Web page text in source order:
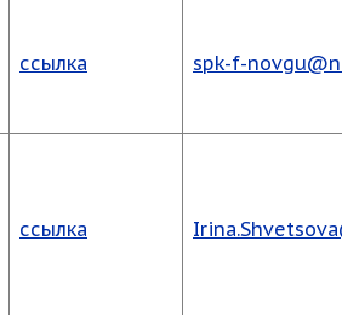
ссылка spk-f-
ссылка